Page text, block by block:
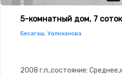
5-комнатный дом, 7
Бесагаш, Уалиханова
2008 г.п.,состояние: